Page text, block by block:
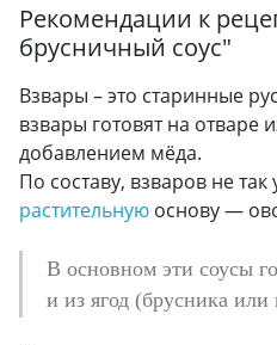
Рекомендации к
брусничный соус"
Взвары – это старинные
взвары готовят на отваре
добавлением мёда.
По составу, взваров не
растительную основу —
В основном эти соусы
и из ягод (брусника или